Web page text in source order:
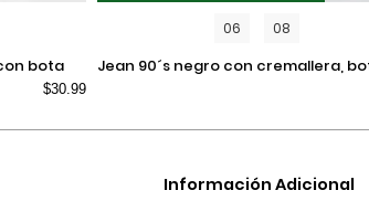
$30.99
06 08
jean 90´s negro con cremallera, bota
Información Adicional